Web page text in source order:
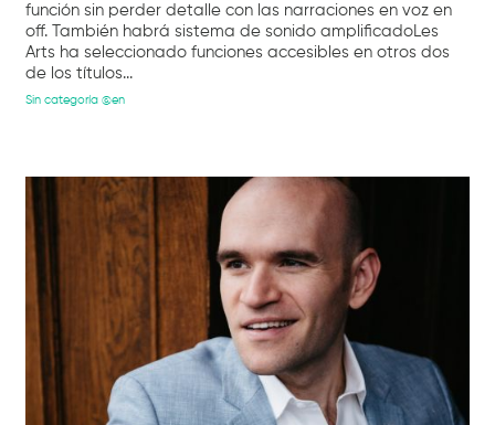
función sin perder detalle con las narraciones en voz en
off. También habrá sistema de sonido amplificadoLes
Arts ha seleccionado funciones accesibles en otros dos
de los títulos...
Sin categoría @en